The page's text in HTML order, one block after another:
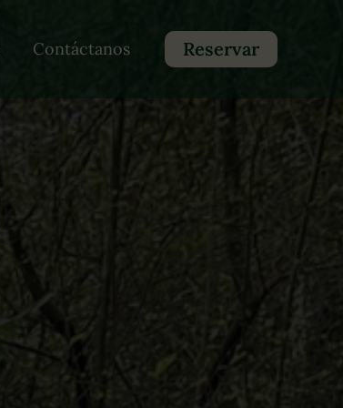
Contáctanos Reservar